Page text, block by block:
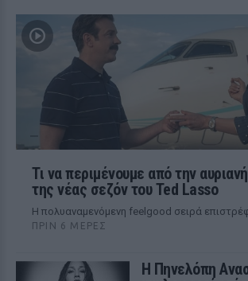
Τι να περιμένουμε από την
της νέας σεζόν του Ted Lasso
Η πολυαναμενόμενη feelgood σειρά
ΠΡΙΝ 6 ΜΈΡΕΣ
Η Πηνελόπη